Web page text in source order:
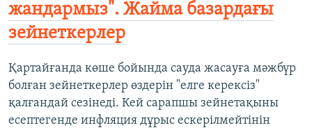
жандармыз". Жайма базардағы
зейнеткерлер
Қартайғанда көше бойында сауда жасауға мәжбүр
болған зейнеткерлер өздерін "елге керексіз"
қалғандай сезінеді. Кей сарапшы зейнетақыны
есептегенде инфляция дұрыс ескерілмейтінін